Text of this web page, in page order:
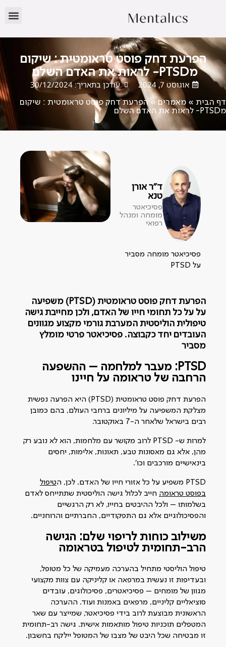
הפרעת דחק פוסט טראומטית : שיקום
מPTSD- לראות את האדם השלם
אוגוסט 7, 2024 עודכן בתאריך: 30/12/2024
דף הבית » מאמרים » הפרעת דחק פוסט טראומטית : שיקום
מPTSD- לראות את האדם השלם
ד"ר אורן
טנא
פסיכיאטר
מומחה ומנהל
רפואי
פסיכיאטר מומחה מסביר
על PTSD
הפרעת דחק פוסט טראומטית (PTSD) משפיעה
על על כל תחומי חייו של האדם, ולכן מחייבת גישה
טיפולית הוליסטית המערבת גורמי מקצוע מגוונים
העובדים יחד כקבוצה. פסיכיאטר פרטי מומלץ
מסביר
PTSD: מעבר למלחמה – ההשפעה
הרחבה של טראומה על חיינו
הפרעת דחק פוסט טראומטית (PTSD) היא הפרעה נפשית
מצלקת המשפיעה על מיליונים ברחבי העולם, בהם כמובן
רבים בישראל שלאחר ה-7 באוקטובר.
למרות ש- PTSD לרוב מקושר עם מלחמות, הוא לא נובע רק
מהן, אלא גם מאסונות טבע, תאונות, אלימות, יחסים
בינאישיים מורכבים וכו׳.
טיפול
בפוסט טראומה חייב לכלול גישה הוליסטית שתתייחס לאדם
בשלמותו – ולכל ההיבטים בחייו, לא רק הרגשיים
והפסיכולוגיים אלא גם התפקודיים, החברתיים והרוחניים.
משילוב כוחות לריפוי שלם: הגישה
הרב-תחומית לטיפול בטראומה
טיפול הוליסטי מתחיל בהערכה מעמיקה של כל מטופל,
ובעדיפות זו נעשית במרפאה או קליניקה עם צוות מקצועי
מגוון של מומחים – פסיכיאטרים, פסיכולוגים, עובדים
סוציאליים קליניים, מרפאים באמנות ועוד. ההערכה
הראשונית מבוצעת לרוב בידי פסיכיאטר, שמייצר עם שאר
המטפלים תוכניות טיפול מותאמות אישית. גישה רב-תחומית
זו מבטיחה שכל היבט של מצבו של המטופל יילקח בחשבון.